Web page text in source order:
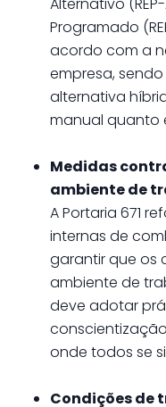
Programado
acordo com a
empresa, sendo
alternativa
manual quanto
Medidas
ambiente de
A Portaria 671
internas de
garantir que os
ambiente de
deve adotar
onde todos se
Condições de